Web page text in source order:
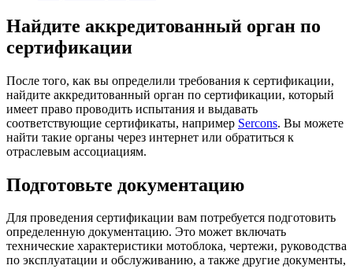
Найдите аккредитованный орган по
сертификации
После того, как вы определили требования к сертификации,
найдите аккредитованный орган по сертификации, который
имеет право проводить испытания и выдавать
соответствующие сертификаты, например Sercons. Вы можете
найти такие органы через интернет или обратиться к
отраслевым ассоциациям.
Подготовьте документацию
Для проведения сертификации вам потребуется подготовить
определенную документацию. Это может включать
технические характеристики мотоблока, чертежи, руководства
по эксплуатации и обслуживанию, а также другие документы,